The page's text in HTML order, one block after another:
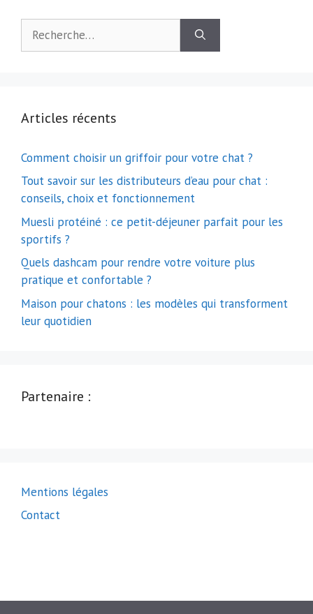
Articles récents
Comment choisir un griffoir pour votre chat ?
Tout savoir sur les distributeurs d’eau pour chat :
conseils, choix et fonctionnement
Muesli protéiné : ce petit-déjeuner parfait pour les
sportifs ?
Quels dashcam pour rendre votre voiture plus
pratique et confortable ?
Maison pour chatons : les modèles qui transforment
leur quotidien
Partenaire :
Mentions légales
Contact